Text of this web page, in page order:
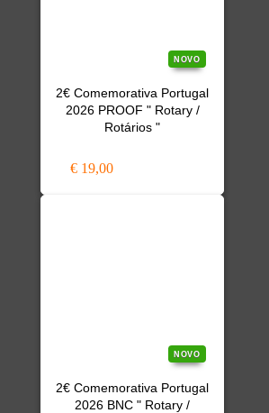
NOVO
2€ Comemorativa Portugal
2026 PROOF " Rotary /
Rotários "
€ 19,00
NOVO
2€ Comemorativa Portugal
2026 BNC " Rotary /